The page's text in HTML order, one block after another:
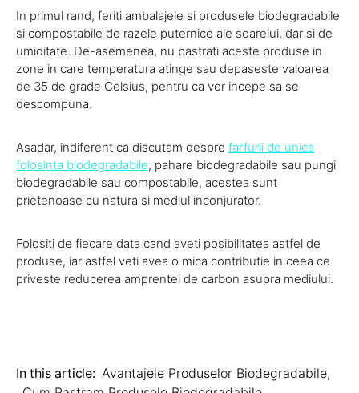
In primul rand, feriti ambalajele si produsele biodegradabile
si compostabile de razele puternice ale soarelui, dar si de
umiditate. De-asemenea, nu pastrati aceste produse in
zone in care temperatura atinge sau depaseste valoarea
de 35 de grade Celsius, pentru ca vor incepe sa se
descompuna.
Asadar, indiferent ca discutam despre farfurii de unica
folosinta biodegradabile, pahare biodegradabile sau pungi
biodegradabile sau compostabile, acestea sunt
prietenoase cu natura si mediul inconjurator.
Folositi de fiecare data cand aveti posibilitatea astfel de
produse, iar astfel veti avea o mica contributie in ceea ce
priveste reducerea amprentei de carbon asupra mediului.
In this article: Avantajele Produselor Biodegradabile,